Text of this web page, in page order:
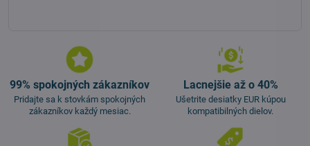
99% spokojných zákazníkov
Pridajte sa k stovkám spokojných
zákazníkov každý mesiac.
Lacnejšie až o 40%
Ušetrite desiatky EUR kúpou
kompatibilných dielov.